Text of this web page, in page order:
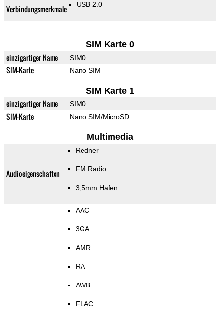
Verbindungsmerkmale USB 2.0
SIM Karte 0
einzigartiger Name SIM0
SIM-Karte Nano SIM
SIM Karte 1
einzigartiger Name SIM0
SIM-Karte Nano SIM/MicroSD
Multimedia
Audioeigenschaften
Redner
FM Radio
3,5mm Hafen
AAC
3GA
AMR
RA
AWB
FLAC